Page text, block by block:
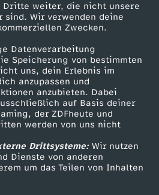
weiter, die nicht unsere
Wir verwenden deine
Zwecken.
Datenverarbeitung
Speicherung von bestimmten
uns, dein Erlebnis im
anzupassen und
anzubieten. Dabei
auf Basis deiner
der ZDFheute und
werden von uns nicht
Drittsysteme:Wir nutzen
Dienste von anderen
um das Teilen von Inhalten
Kontakt zum ZDF
Tickets
Zuschauerservice
Hilfe